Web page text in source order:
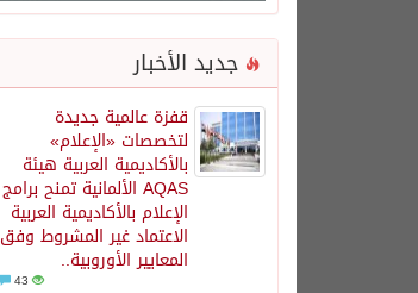
جديد الأخبار
قفزة عالمية جديدة
لتخصصات «الإعلام»
بالأكاديمية العربية هيئة
AQAS الألمانية تمنح برامج
الإعلام بالأكاديمية العربية
الاعتماد غير المشروط وفق
المعايير الأوروبية..
43